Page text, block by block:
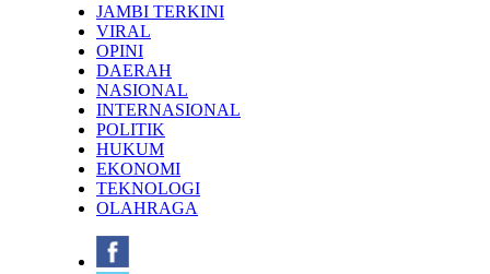
JAMBI TERKINI
VIRAL
OPINI
DAERAH
NASIONAL
INTERNASIONAL
POLITIK
HUKUM
EKONOMI
TEKNOLOGI
OLAHRAGA